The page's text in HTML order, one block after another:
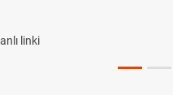
linki